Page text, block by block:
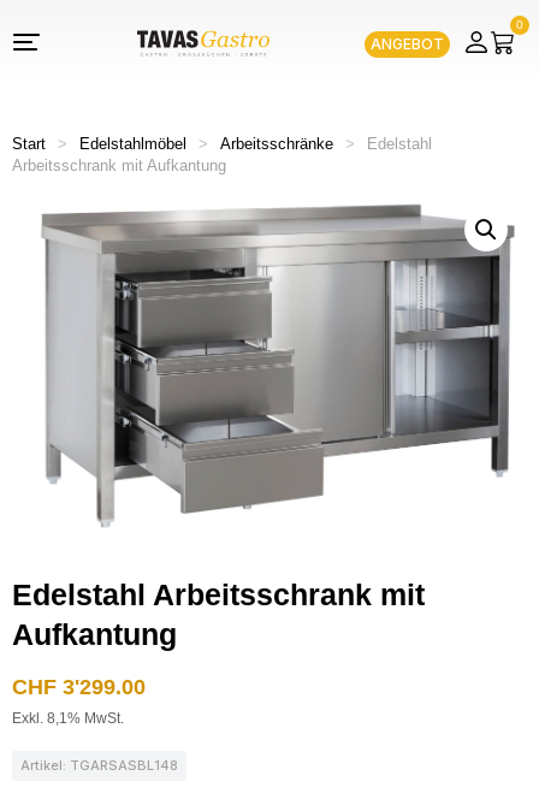
ANGEBOT
0
Start > Edelstahlmöbel > Arbeitsschränke >
Edelstahl
Arbeitsschrank mit Aufkantung
Edelstahl Arbeitsschrank mit
Aufkantung
CHF 3'299.00
Exkl. 8,1% MwSt.
Artikel: TGARSASBL148